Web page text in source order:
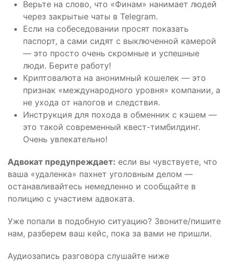
Верьте на слово, что «Финам» нанимает людей
через закрытые чаты в Telegram.
Если на собеседовании просят показать
паспорт, а сами сидят с выключенной камерой
— это просто очень скромные и успешные
люди. Берите работу!
Криптовалюта на анонимный кошелек — это
признак «международного уровня» компании, а
не ухода от налогов и следствия.
Инструкция для похода в обменник с кэшем —
это такой современный квест-тимбилдинг.
Очень увлекательно!
Адвокат предупреждает: если вы чувствуете, что
ваша «удаленка» пахнет уголовным делом —
останавливайтесь немедленно и сообщайте в
полицию с участием адвоката.
Уже попали в подобную ситуацию? Звоните/пишите
нам, разберем ваш кейс, пока за вами не пришли.
Аудиозапись разговора слушайте ниже